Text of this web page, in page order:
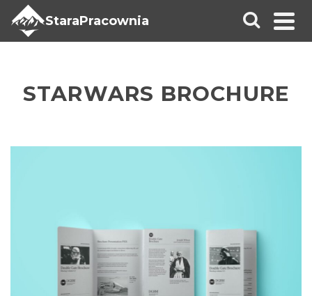
StaraPracownia
STARWARS BROCHURE